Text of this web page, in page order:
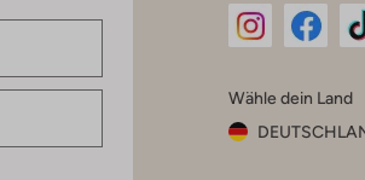
Instagram
Wähle dein Land